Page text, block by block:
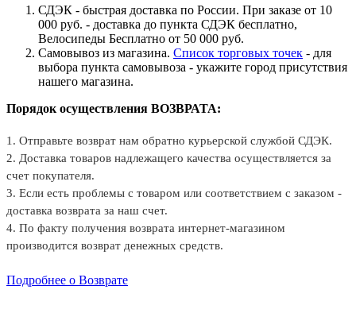
СДЭК - быстрая доставка по России. При заказе от 10
000 руб. - доставка до пункта СДЭК бесплатно,
Велосипеды Бесплатно от 50 000 руб.
Самовывоз из магазина. Список торговых точек - для
выбора пункта самовывоза - укажите город присутствия
нашего магазина.
Порядок осуществления ВОЗВРАТА:
1. Отправьте возврат нам обратно курьерской службой СДЭК.
2. Доставка товаров надлежащего качества осуществляется за
счет покупателя.
3. Если есть проблемы с товаром или соответствием с заказом -
доставка возврата за наш счет.
4. По факту получения возврата интернет-магазином
производится возврат денежных средств.
Подробнее о Возврате